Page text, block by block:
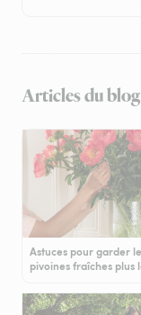
Articles du
Astuces pour garder
pivoines fraîches plus